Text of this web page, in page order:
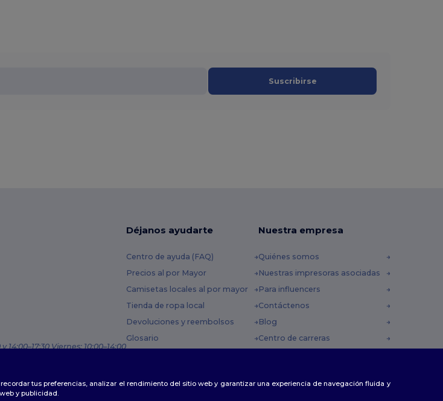
Suscribirse
14:00–17:30 Viernes: 10:00–14:00
Déjanos ayudarte
Centro de ayuda (FAQ)
Precios al por Mayor
Camisetas locales al por mayor
Tienda de ropa local
Devoluciones y reembolsos
Glosario
Nuestra empresa
Quiénes somos
Nuestras impresoras asociadas
Para influencers
Contáctenos
Blog
Centro de carreras
tus preferencias, analizar el rendimiento del sitio web y garantizar una experiencia de navegación fluida y
y publicidad.